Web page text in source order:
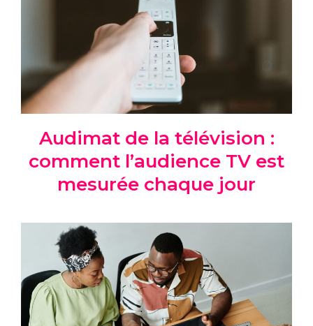
Audimat de la télévision :
comment l’audience TV est
mesurée chaque jour